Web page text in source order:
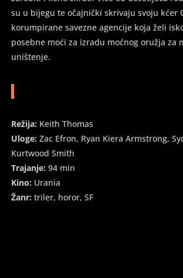
su u bijegu te očajnički skrivaju svoju kćer
korumpirane savezne agencije koja želi
posebne moći za izradu moćnog oružja za
uništenje.
Režija: Keith Thomas
Uloge: Zac Efron, Ryan Kiera Armstrong,
Kurtwood Smith
Trajanje:94 min
Kino: Urania
Žanr: triler, horor, SF